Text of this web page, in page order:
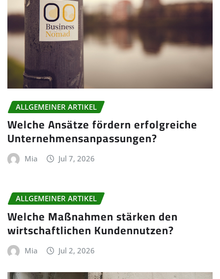
ALLGEMEINER ARTIKEL
Welche Ansätze fördern erfolgreiche
Unternehmensanpassungen?
Mia Jul 7, 2026
ALLGEMEINER ARTIKEL
Welche Maßnahmen stärken den
wirtschaftlichen Kundennutzen?
Mia Jul 2, 2026